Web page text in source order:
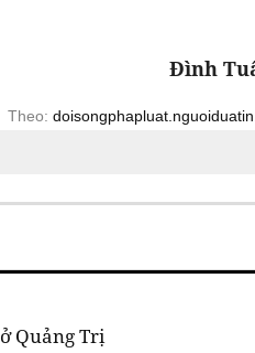
Đình
Theo:
Quảng Trị